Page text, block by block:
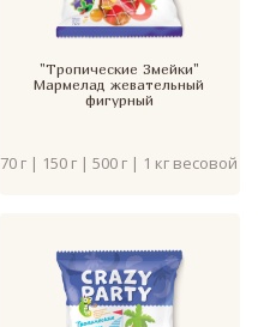
"Тропические Змейки"
Мармелад жевательный
фигурный
70 г | 150 г | 500 г | 1 кг весовой